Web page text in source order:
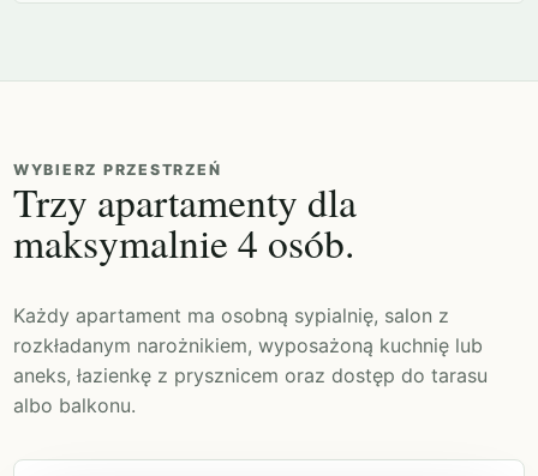
WYBIERZ PRZESTRZEŃ
Trzy apartamenty dla
maksymalnie 4 osób.
Każdy apartament ma osobną sypialnię, salon z
rozkładanym narożnikiem, wyposażoną kuchnię lub
aneks, łazienkę z prysznicem oraz dostęp do tarasu
albo balkonu.